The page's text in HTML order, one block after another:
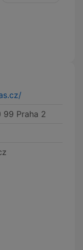
99 Praha 2